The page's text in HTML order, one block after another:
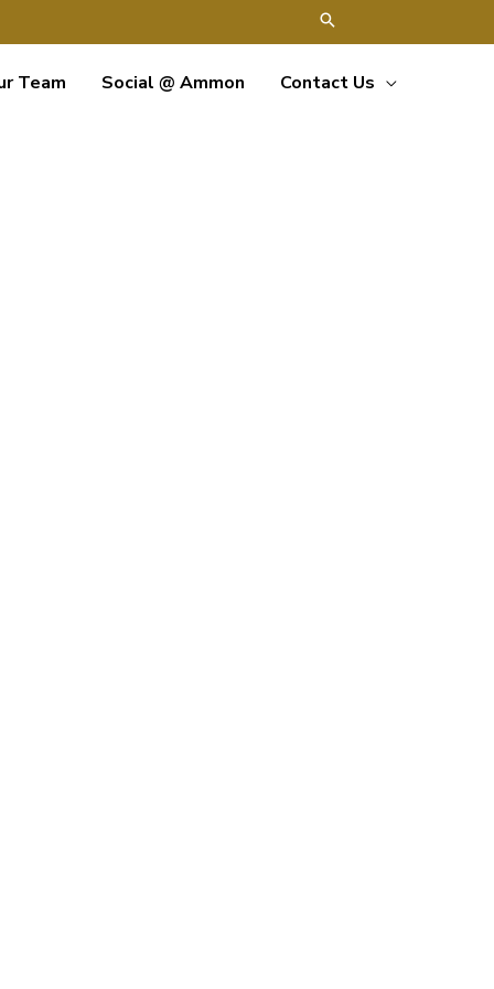
Team Social @ Ammon Contact Us